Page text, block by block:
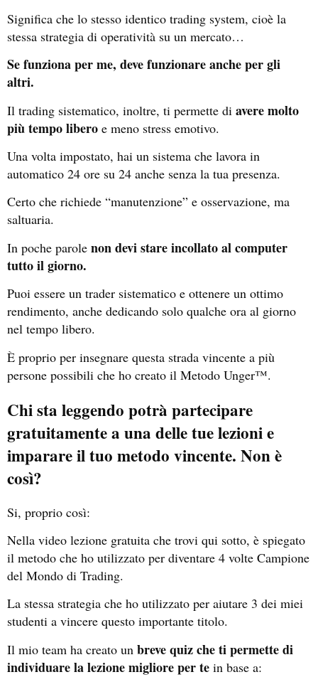
Significa che lo stesso identico trading system, cioè la
stessa strategia di operatività su un mercato…
Se funziona per me, deve funzionare anche per gli
altri.
Il trading sistematico, inoltre, ti permette di avere molto
più tempo libero e meno stress emotivo.
Una volta impostato, hai un sistema che lavora in
automatico 24 ore su 24 anche senza la tua presenza.
Certo che richiede “manutenzione” e osservazione, ma
saltuaria.
In poche parole non devi stare incollato al computer
tutto il giorno.
Puoi essere un trader sistematico e ottenere un ottimo
rendimento, anche dedicando solo qualche ora al giorno
nel tempo libero.
È proprio per insegnare questa strada vincente a più
persone possibili che ho creato il Metodo Unger™.
Chi sta leggendo potrà partecipare
gratuitamente a una delle tue lezioni e
imparare il tuo metodo vincente. Non è
così?
Si, proprio così:
Nella video lezione gratuita che trovi qui sotto, è spiegato
il metodo che ho utilizzato per diventare 4 volte Campione
del Mondo di Trading.
La stessa strategia che ho utilizzato per aiutare 3 dei miei
studenti a vincere questo importante titolo.
Il mio team ha creato un breve quiz che ti permette di
individuare la lezione migliore per te in base a: